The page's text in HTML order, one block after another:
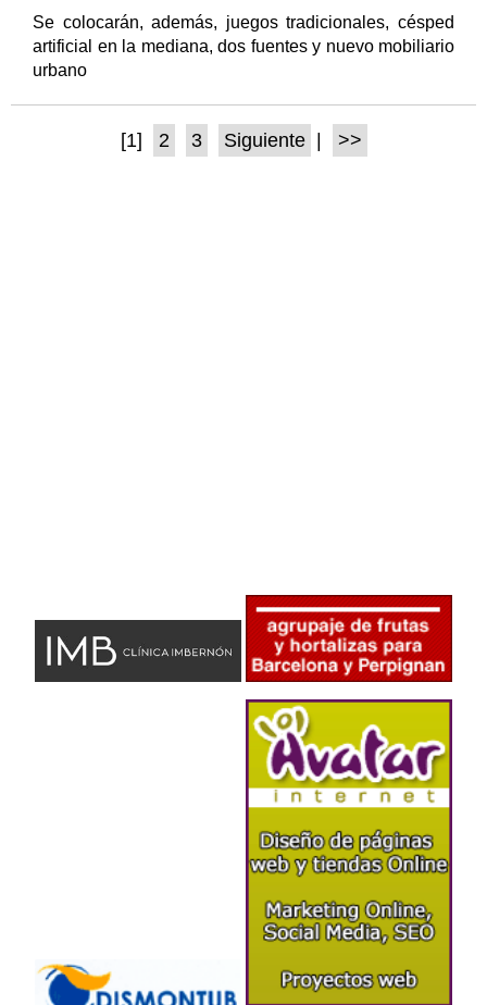
Se colocarán, además, juegos tradicionales, césped
artificial en la mediana, dos fuentes y nuevo mobiliario
urbano
[1] 2 3 Siguiente >>